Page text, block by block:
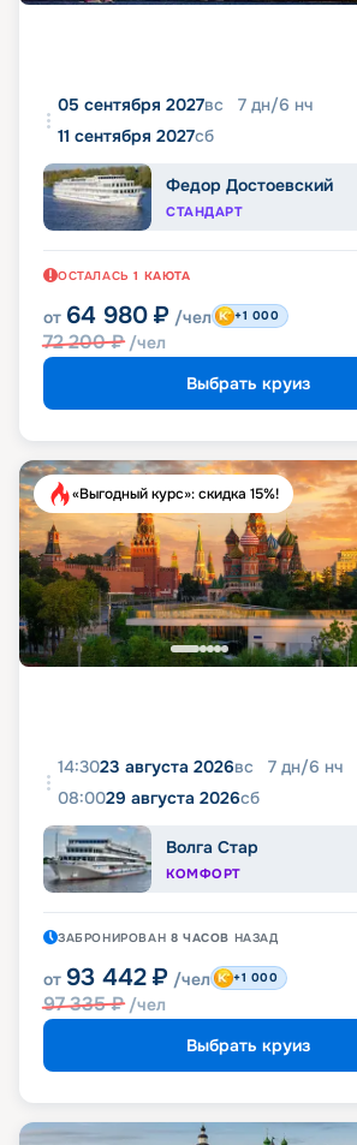
05 сентября 2027вс 7 дн/6 нч
11 сентября 2027сб
Федор Достоевский
СТАНДАРТ
ОСТАЛАСЬ 1 КАЮТА
от 64 980 ₽ /чел
72 200₽ /чел
+1 000
Выбрать круиз
«Выгодный курс»: скидка 15%!
14:3023 августа 2026вс 7 дн/6 нч
08:0029 августа 2026сб
Волга Стар
КОМФОРТ
ЗАБРОНИРОВАН 8 ЧАСОВ НАЗАД
от 93 442 ₽ /чел
97 335₽ /чел
+1 000
Выбрать круиз